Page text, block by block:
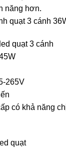
năng hơn.
quạt 3 cánh
quạt 3 cánh
265V
có khả năng
quạt